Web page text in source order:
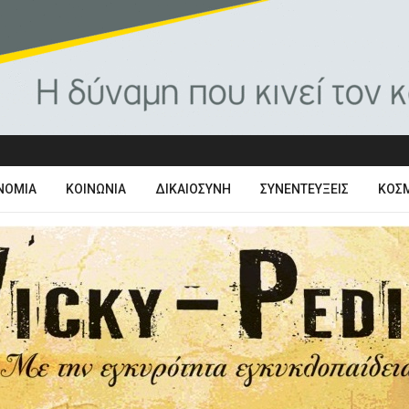
ΚΟΙΝΩΝΊΑ ΔΙΚΑΙΟΣΎΝΗ ΣΥΝΕΝΤΕΎΞΕΙΣ